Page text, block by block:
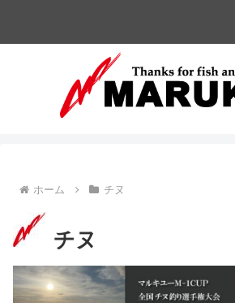
ホーム チヌ
チヌ